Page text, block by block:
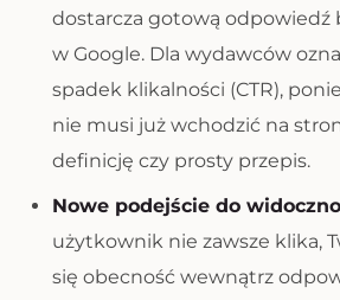
dostarcza gotową odpowiedź
w Google. Dla wydawców
spadek klikalności (CTR),
nie musi już wchodzić na
definicję czy prosty przepis.
Nowe podejście do
użytkownik nie zawsze klika,
się obecność wewnątrz